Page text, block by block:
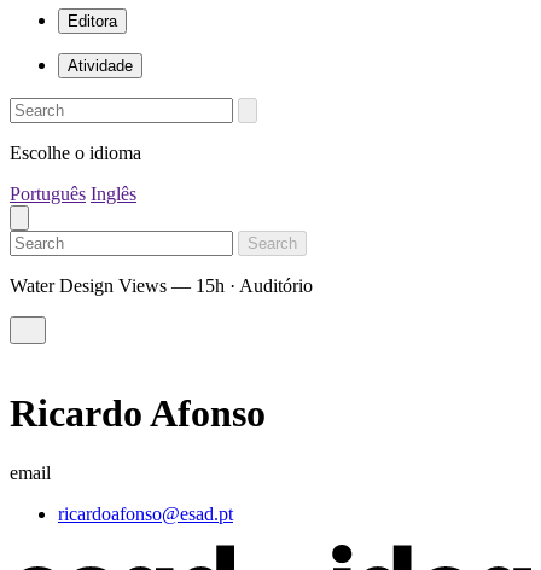
Editora
Atividade
Escolhe o idioma
Português Inglês
Search
Water Design Views — 15h · Auditório
Ricardo Afonso
email
ricardoafonso@esad.pt